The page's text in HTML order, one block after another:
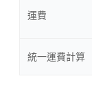
運費
統一運費計算